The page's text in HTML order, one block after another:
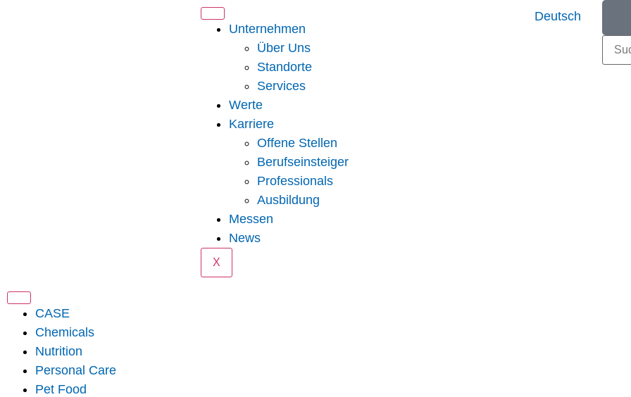
Unternehmen
Über Uns
Standorte
Services
Werte
Karriere
Offene Stellen
Berufseinsteiger
Professionals
Ausbildung
Messen
News
X
Deutsch
CASE
Chemicals
Nutrition
Personal Care
Pet Food